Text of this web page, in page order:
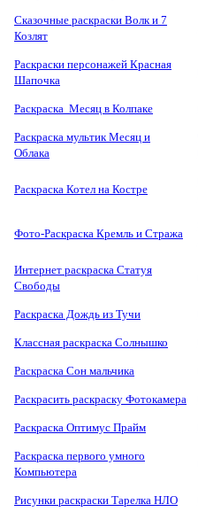
Сказочные раскраски Волк и 7
Козлят
Раскраски персонажей Красная
Шапочка
Раскраска Месяц в Колпаке
Раскраска мультик Месяц и
Облака
Раскраска Котел на Костре
Фото-Раскраска Кремль и Стража
Интернет раскраска Статуя
Свободы
Раскраска Дождь из Тучи
Классная раскраска Солнышко
Раскраска Сон мальчика
Раскрасить раскраску Фотокамера
Раскраска Оптимус Прайм
Раскраска первого умного
Компьютера
Рисунки раскраски Тарелка НЛО